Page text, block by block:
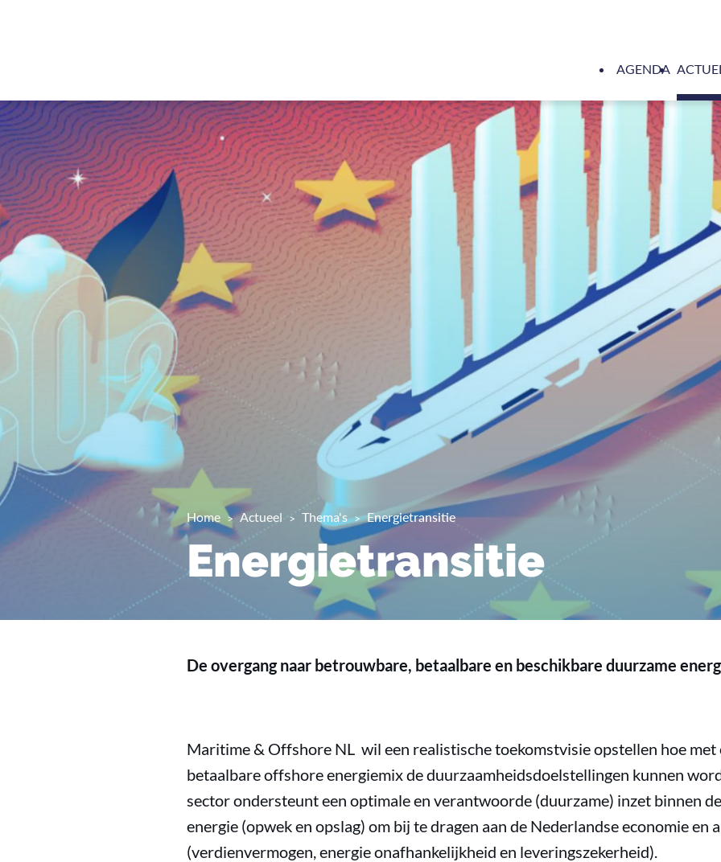
AGENDA
Home Actueel Thema's Energietransitie
Energietransitie
De overgang naar betrouwbare, betaalbare en beschikbare duurzame
Maritime & Offshore NL wil een realistische toekomstvisie opstellen hoe met
betaalbare offshore energiemix de duurzaamheidsdoelstellingen kunnen
sector ondersteunt een optimale en verantwoorde (duurzame) inzet binnen
energie (opwek en opslag) om bij te dragen aan de Nederlandse economie en
(verdienvermogen, energie onafhankelijkheid en leveringszekerheid).